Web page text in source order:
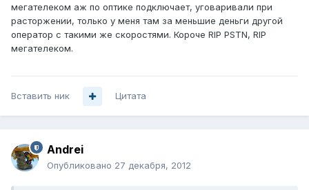
мегателеком аж по оптике подключает, уговаривали при
расторжении, только у меня там за меньшие деньги другой
оператор с такими же скоростями. Короче RIP PSTN, RIP
мегателеком.
Вставить ник Цитата
Andrei
Опубликовано 27 декабря, 2012